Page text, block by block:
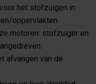
het stofzuigen in
oppervlakten.
motoren: stofzuiger en
afvangen van de